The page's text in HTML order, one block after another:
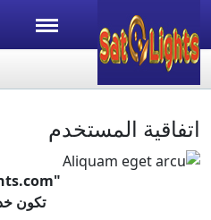
اتفاقية المستخدم
"
تكون